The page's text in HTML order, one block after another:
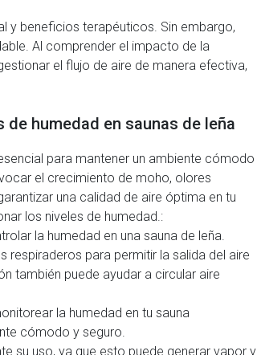
y beneficios terapéuticos. Sin embargo,
Al comprender el impacto de la
el flujo de aire de manera efectiva,
humedad en saunas de leña
para mantener un ambiente cómodo
el crecimiento de moho, olores
una calidad de aire óptima en tu
los niveles de humedad.:
la humedad en una sauna de leña.
respiraderos para permitir la salida del aire
también puede ayudar a circular aire
la humedad en tu sauna
cómodo y seguro.
su uso, ya que esto puede generar vapor y